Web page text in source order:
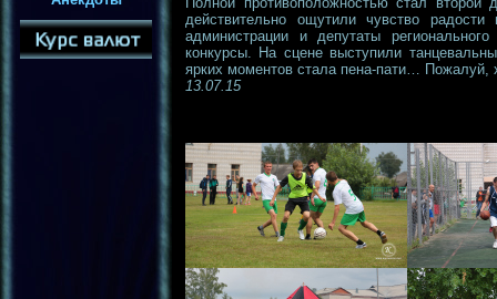
действительно ощутили чувство
администрации и депутаты
конкурсы. На сцене выступили
ярких моментов стала пена-пати…
13.07.15